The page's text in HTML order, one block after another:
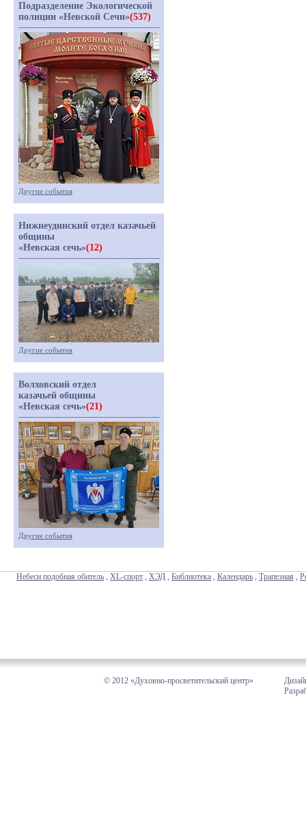
Подразделение Экологической
полиции «Невской Сечи»(537)
Другие события
Нижнеудинский отдел казачьей
общины
«Невская сечь»(12)
Другие события
Волховский отдел
казачьей общины
«Невская сечь»(21)
Другие события
Небеси подобная обитель , XL-спорт , ХЭД , Библиотека , Календарь , Трапезная ,
© 2012 «Духовно-просветительский центр»